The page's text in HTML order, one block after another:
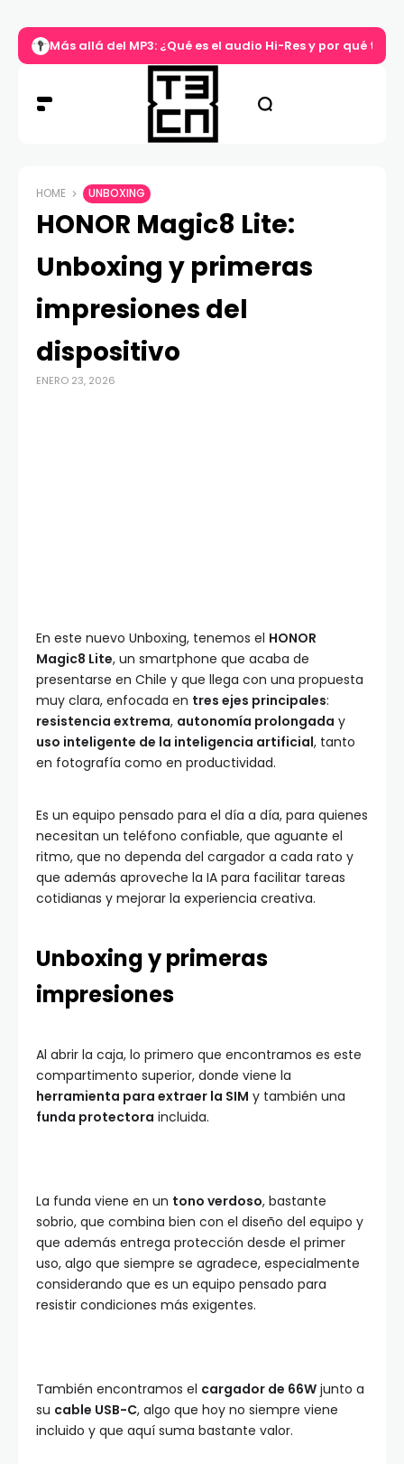
Más allá del MP3: ¿Qué es el audio Hi-Res y por qué tu
HOME UNBOXING
HONOR Magic8 Lite:
Unboxing y primeras
impresiones del
dispositivo
ENERO 23, 2026
En este nuevo Unboxing, tenemos el HONOR
Magic8 Lite, un smartphone que acaba de
presentarse en Chile y que llega con una propuesta
muy clara, enfocada en tres ejes principales:
resistencia extrema, autonomía prolongada y
uso inteligente de la inteligencia artificial, tanto
en fotografía como en productividad.
Es un equipo pensado para el día a día, para quienes
necesitan un teléfono confiable, que aguante el
ritmo, que no dependa del cargador a cada rato y
que además aproveche la IA para facilitar tareas
cotidianas y mejorar la experiencia creativa.
Unboxing y primeras
impresiones
Al abrir la caja, lo primero que encontramos es este
compartimento superior, donde viene la
herramienta para extraer la SIM y también una
funda protectora incluida.
La funda viene en un tono verdoso, bastante
sobrio, que combina bien con el diseño del equipo y
que además entrega protección desde el primer
uso, algo que siempre se agradece, especialmente
considerando que es un equipo pensado para
resistir condiciones más exigentes.
También encontramos el cargador de 66W junto a
su cable USB-C, algo que hoy no siempre viene
incluido y que aquí suma bastante valor.